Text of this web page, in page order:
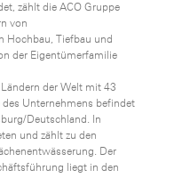
zählt die ACO Gruppe
von
Hochbau, Tiefbau und
der Eigentümerfamilie
der Welt mit 43
Unternehmens befindet
Deutschland. In
und zählt zu den
Der
liegt in den